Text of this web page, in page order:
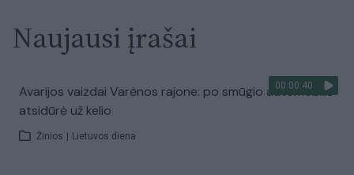
Naujausi įrašai
00:00:40
Avarijos vaizdai Varėnos rajone: po smūgio automobilis
atsidūrė už kelio
Žinios Lietuvos diena